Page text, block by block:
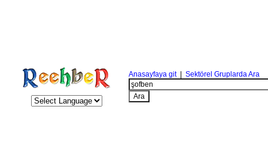
Anasayfaya git| Sektörel Gruplarda Ara